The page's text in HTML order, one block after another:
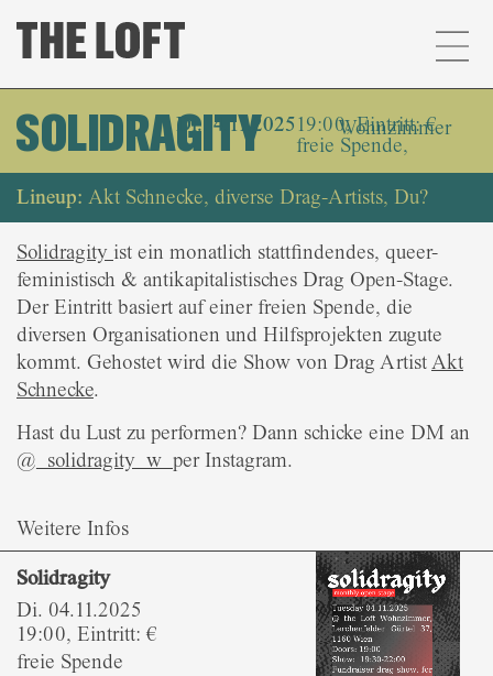
SOLIDRAGITY
Di.. 4.11.202519:00, Eintritt: €
freie Spende,
Wohnzimmer
Lineup: Akt Schnecke, diverse Drag-Artists, Du?
Solidragity ist ein monatlich stattfindendes, queer-
feministisch & antikapitalistisches Drag Open-Stage.
Der Eintritt basiert auf einer freien Spende, die
diversen Organisationen und Hilfsprojekten zugute
kommt. Gehostet wird die Show von Drag ArtistAkt
Schnecke.
Hast du Lust zu performen? Dann schicke eine DM an
@ _solidragity_w per Instagram.
Weitere Infos
Solidragity
Di. 04.11.2025
19:00, Eintritt: €
freie Spende